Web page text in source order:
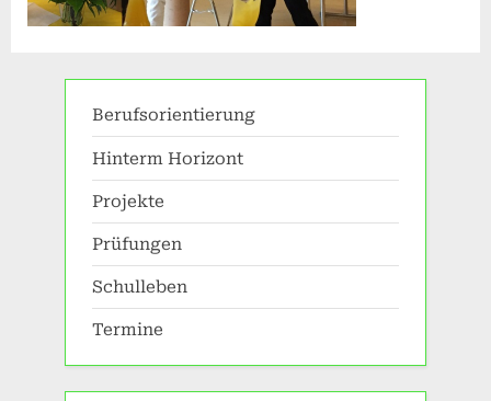
Berufsorientierung
Hinterm Horizont
Projekte
Prüfungen
Schulleben
Termine